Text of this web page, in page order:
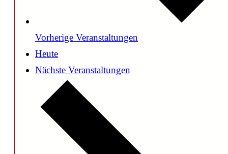
Vorherige Veranstaltungen
Heute
Nächste Veranstaltungen